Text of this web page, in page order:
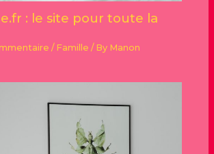
: le site pour toute la
/ Famille / By Manon